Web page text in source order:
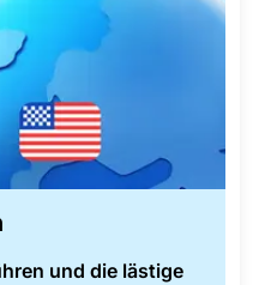
und die lästige